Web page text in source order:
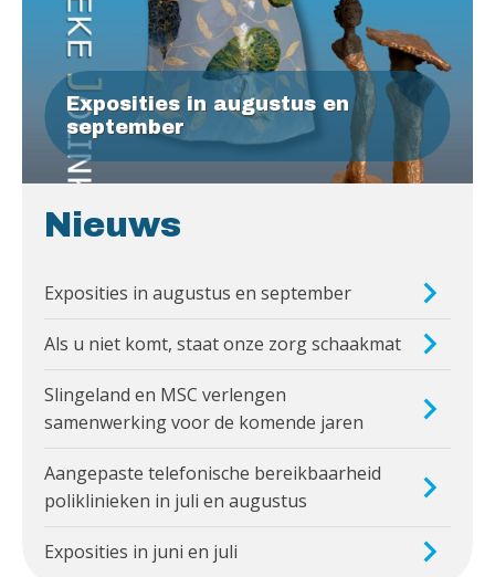
Exposities in augustus en
september
Nieuws
Exposities in augustus en september
Als u niet komt, staat onze zorg schaakmat
Slingeland en MSC verlengen
samenwerking voor de komende jaren
Aangepaste telefonische bereikbaarheid
poliklinieken in juli en augustus
Exposities in juni en juli